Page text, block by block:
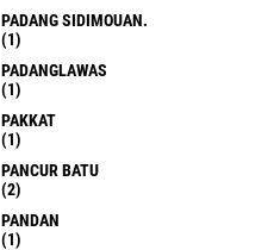
PADANG SIDIMOUAN.
(1)
PADANGLAWAS
(1)
PAKKAT
(1)
PANCUR BATU
(2)
PANDAN
(1)